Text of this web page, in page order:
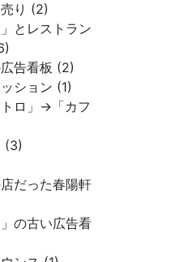
り (2)
とレストラン
告看板 (2)
ション (1)
トロ」→「カフ
(3)
だった春陽軒
の古い広告看